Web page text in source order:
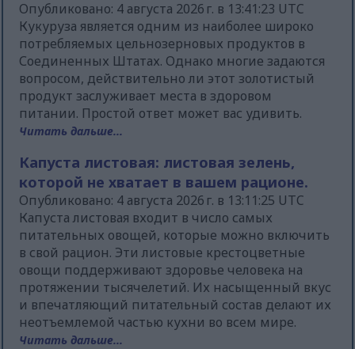
Опубликовано: 4 августа 2026 г. в 13:41:23 UTC
Кукуруза является одним из наиболее широко
потребляемых цельнозерновых продуктов в
Соединенных Штатах. Однако многие задаются
вопросом, действительно ли этот золотистый
продукт заслуживает места в здоровом
питании. Простой ответ может вас удивить.
Читать дальше...
Капуста листовая: листовая зелень,
которой не хватает в вашем рационе.
Опубликовано: 4 августа 2026 г. в 13:11:25 UTC
Капуста листовая входит в число самых
питательных овощей, которые можно включить
в свой рацион. Эти листовые крестоцветные
овощи поддерживают здоровье человека на
протяжении тысячелетий. Их насыщенный вкус
и впечатляющий питательный состав делают их
неотъемлемой частью кухни во всем мире.
Читать дальше...